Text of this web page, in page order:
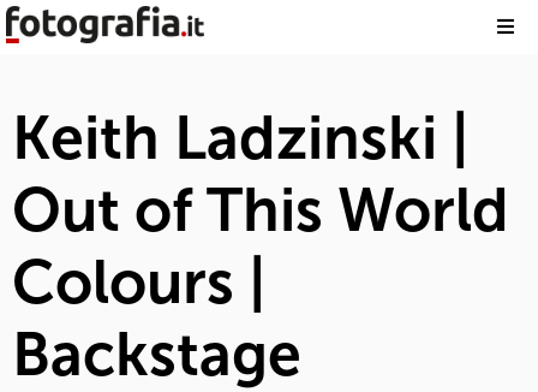
Keith Ladzinski |
Out of This World
Colours |
Backstage